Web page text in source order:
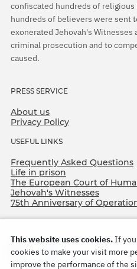
confiscated hundreds of religious
hundreds of believers were sent
exonerated Jehovah's
criminal prosecution and to
caused.
PRESS SERVICE
About us
Privacy Policy
USEFUL LINKS
Frequently Asked Questions
Life in prison
The European Court of
Jehovah's Witnesses
75th Anniversary of
This website uses cookies.If
cookies to make your visit more
improve the performance of the